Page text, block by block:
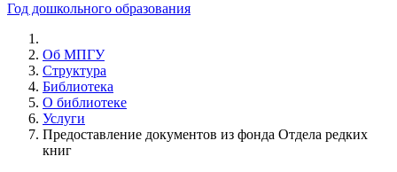
Год дошкольного образования
Об МПГУ
Структура
Библиотека
О библиотеке
Услуги
Предоставление документов из фонда Отдела редких
книг